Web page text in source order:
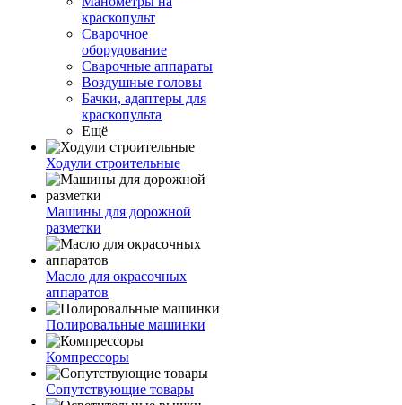
краскопульт
Сварочное
оборудование
Сварочные аппараты
Воздушные головы
Бачки, адаптеры для
краскопульта
Ещё
Ходули строительные
Машины для дорожной
разметки
Масло для окрасочных
аппаратов
Полировальные машинки
Компрессоры
Сопутствующие товары